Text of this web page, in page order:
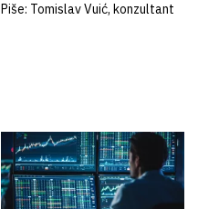
Piše: Tomislav Vuić, konzultant